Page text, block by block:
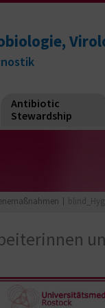
Antibiotic
Stewardship